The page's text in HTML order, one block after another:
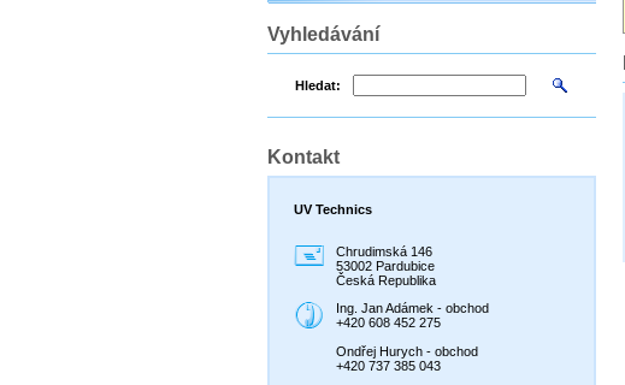
Vyhledávání
Hledat:
Kontakt
UV Technics
Chrudimská 146
53002 Pardubice
Česká Republika
Ing. Jan Adámek - obchod
+420 608 452 275
Ondřej Hurych - obchod
+420 737 385 043